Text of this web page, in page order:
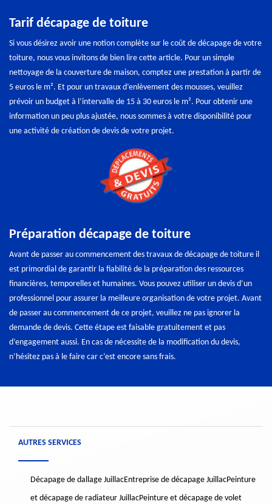
Tarif décapage de toiture
Si vous désirez avoir une notion complète sur le coût de décapage de votre
toiture, nous vous invitons de bien lire cette article. Pour un simple
nettoyage de la couverture de maison, comptez une prestation à partir de
5 euros le m². Et pour un travaux d’enlèvement des mousses, veuillez
prévoir un budget à l’intervalle de 15 à 30 euros le m². Pour obtenir une
information un peu plus ajustée, nous sommes à votre disponibilité pour
une activité de création de devis de votre projet.
Préparation décapage de toiture
Avant de passer au commencement des travaux de décapage de toiture il
est primordial de garantir la fiabilité de la préparation des ressources
financières, temporelles et humaines. Vous pouvez utiliser un devis d’un
professionnel pour assurer la meilleure organisation de votre projet. Avant
de passer au commencement de ce projet, veuillez ne pas ignorer la
demande de devis. Cette étape est faisable gratuitement et pas
d’engagement aussi. En cas de nécessite de la modification du devis,
n’hésitez pas à le faire car c’est encore sans frais.
AUTRES SERVICES
Décapage de dallage JuillacEntreprise de décapage JuillacPeinture
et décapage de radiateur JuillacPeinture et décapage de volet